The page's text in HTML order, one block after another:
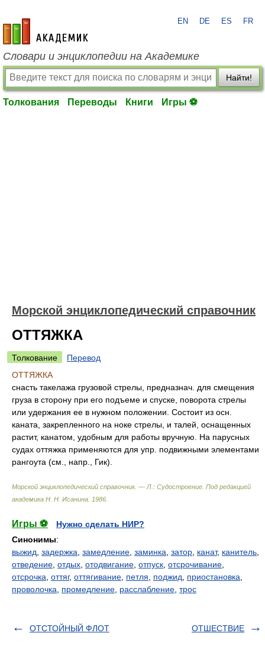
academic.ru
EN DE ES FR
Словари и энциклопедии на Академике
Найти!
Толкования Переводы Книги Игры ⚽
Морской энциклопедический справочник
ОТТЯЖКА
Толкование
Перевод
ОТТЯЖКА
снасть такелажа грузовой стрелы, предназнач. для смещения
груза в сторону при его подъеме и спуске, поворота стрелы
или удержания ее в нужном положении. Состоит из осн.
каната, закрепленного на ноке стрелы, и талей, оснащенных
растит, канатом, удобным для работы вручную. На парусных
судах оттяжка применяются для упр. подвижными элементами
рангоута (см., напр., Гик).
Морской энциклопедический справочник. — Л.: Судостроение Под редакцией
академика Н. Н. Исанина 1986
Игры ⚽
Нужно сделать НИР?
Синонимы:
выжид задержка замедление заминка затор канат, канитель
отведение отдых отодвигание отпуск отсрочивание
отсрочка оттяг, оттягивание петля поджид приостановка
проволочка
промедление расслабление трос
ОТСТОЙНЫЙ ФЛОТ ОТШЕСТВИЕ